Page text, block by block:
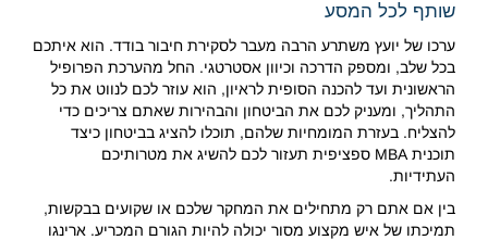
שותף לכל המסע
ערכו של יועץ משתרע הרבה מעבר לסקירת חיבור בודד. הוא איתכם
בכל שלב, ומספק הדרכה וכיוון אסטרטגי. החל מהערכת הפרופיל
הראשונית ועד להכנה הסופית לראיון, הוא עוזר לכם לנווט את כל
התהליך, ומעניק לכם את הביטחון והבהירות שאתם צריכים כדי
להצליח. בעזרת המומחיות שלהם, תוכלו להציג בביטחון כיצד
תוכנית MBA ספציפית תעזור לכם להשיג את מטרותיכם
העתידיות.
בין אם אתם רק מתחילים את המחקר שלכם או שקועים בבקשות,
תמיכתו של איש מקצוע מסור יכולה להיות הגורם המכריע. ארינגו